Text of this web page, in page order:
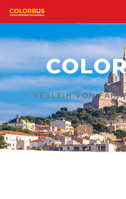
VERLEIH VON